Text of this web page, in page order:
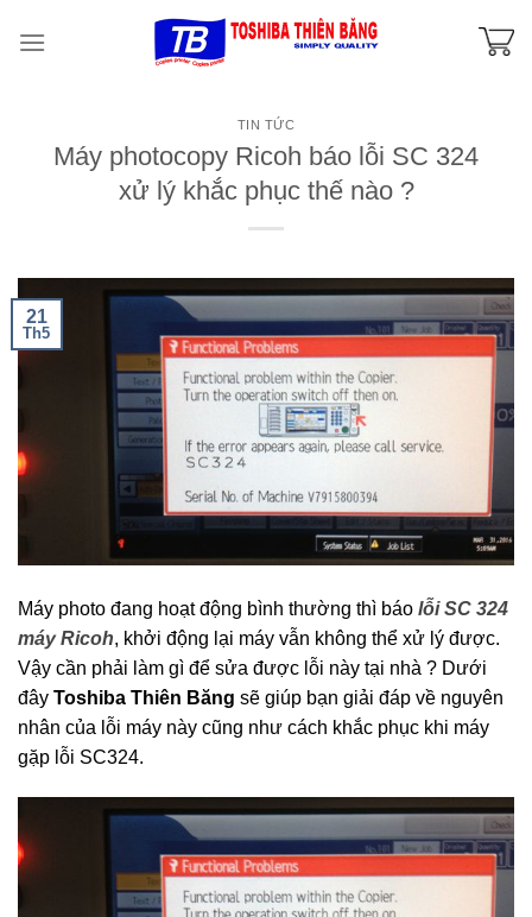
TIN TỨC
Máy photocopy Ricoh báo lỗi SC 324
xử lý khắc phục thế nào ?
21
Th5
Máy photo đang hoạt động bình thường thì báo lỗi SC 324
máy Ricoh, khởi động lại máy vẫn không thể xử lý được.
Vậy cần phải làm gì để sửa được lỗi này tại nhà ? Dưới
đây Toshiba Thiên Băng sẽ giúp bạn giải đáp về nguyên
nhân của lỗi máy này cũng như cách khắc phục khi máy
gặp lỗi SC324.